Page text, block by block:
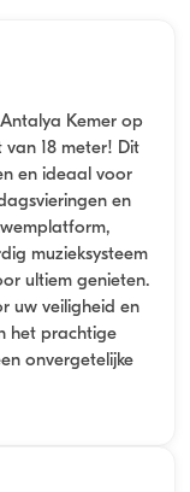
Kemer op
18 meter! Dit
en ideaal voor
en
muzieksysteem
ultiem genieten.
uw veiligheid en
het prachtige
onvergetelijke